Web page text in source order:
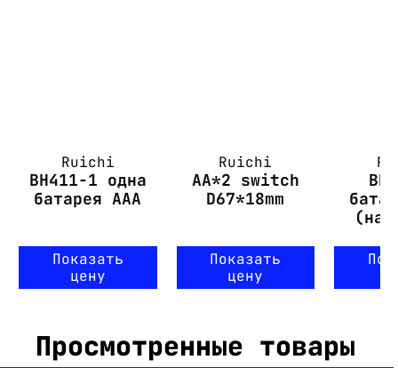
Ruichi
BH411-1 одна
батарея AAA
Показать
цену
Ruichi
AA*2 switch
D67*18mm
Показать
цену
(на
Просмотренные товары